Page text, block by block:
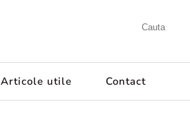
Articole utile Contact